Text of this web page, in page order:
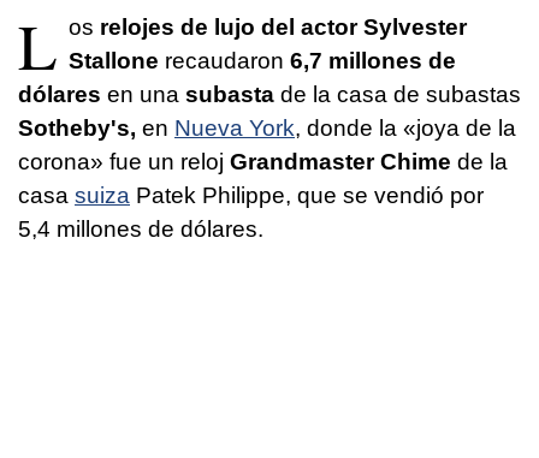
L os relojes de lujo del actor Sylvester
Stallone recaudaron 6,7 millones de
dólares en una subasta de la casa de subastas
Sotheby's, en Nueva York, donde la «joya de la
corona» fue un reloj Grandmaster Chime de la
casa suiza Patek Philippe, que se vendió por
5,4 millones de dólares.